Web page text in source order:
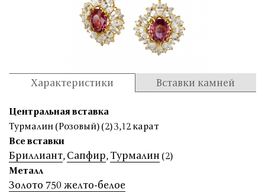
Характеристики Вставки камней
Центральная вставка
Турмалин (Розовый) (2) 3,12 карат
Все вставки
Бриллиант, Сапфир, Турмалин (2)
Металл
Золото 750 желто-белое